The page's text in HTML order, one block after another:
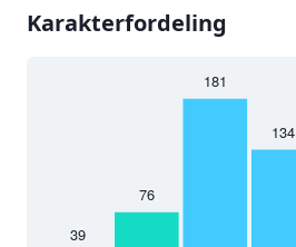
Karakterfordeling
39
76
181
134